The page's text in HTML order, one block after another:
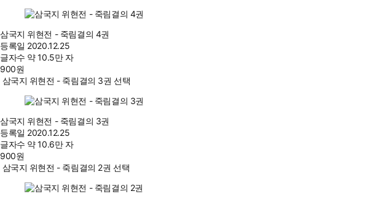
삼국지 위현전 - 죽림결의 4권
등록일 2020.12.25
글자수 약 10.5만 자
900원
삼국지 위현전 - 죽림결의 3권 선택
삼국지 위현전 - 죽림결의 3권
등록일 2020.12.25
글자수 약 10.6만 자
900원
삼국지 위현전 - 죽림결의 2권 선택